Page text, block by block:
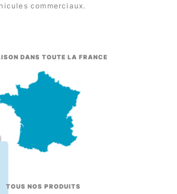
commerciaux.
DANS TOUTE LA FRANCE
TOUS NOS PRODUITS